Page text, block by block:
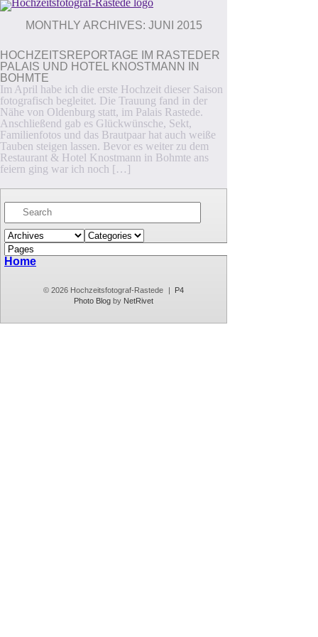
MONTHLY ARCHIVES: JUNI 2015
HOCHZEITSREPORTAGE IM RASTEDER
PALAIS UND HOTEL KNOSTMANN IN
BOHMTE
Im April habe ich die erste Hochzeit dieser Saison
fotografisch begleitet. Die Trauung fand in der
Nähe von Oldenburg statt, im Palais Rastede.
Anschließend gab es Glückwünsche, Sekt,
Familienfotos und das Brautpaar hat auch weiße
Tauben steigen lassen. Bevor es weiter zu dem
Restaurant & Hotel Knostmann in Bohmte ans
feiern ging war ich noch […]
Home
© 2026 Hochzeitsfotograf-Rastede |
P4
Photo Blog by NetRivet